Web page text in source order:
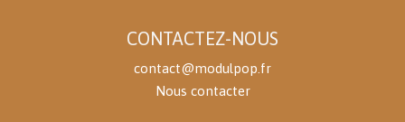
CONTACTEZ-NOUS
contact@modulpop.fr
Nous contacter